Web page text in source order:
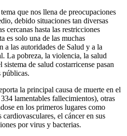
que nos llena de preocupaciones
debido situaciones tan diversas
cercanas hasta las restricciones
es solo una de las muchas
a las autoridades de Salud y a la
La pobreza, la violencia, la salud
de salud costarricense pasan
públicas.
la principal causa de muerte en el
lamentables fallecimientos), otras
en los primeros lugares como
el cáncer en sus
por virus y bacterias.